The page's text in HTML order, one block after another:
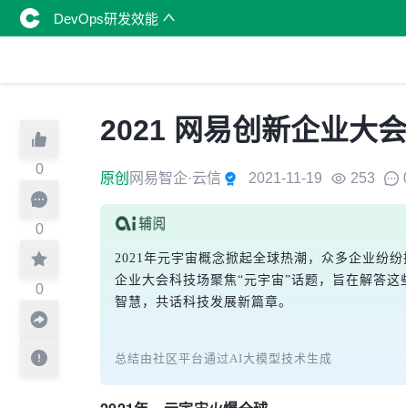
DevOps研发效能
0
0
0
2021 网易创新企业大会
原创 网易智企·云信 2021-11-19 253
2021年元宇宙概念掀起全球热潮，众多企业纷
企业大会科技场聚焦“元宇宙”话题，旨在解答
智慧，共话科技发展新篇章。
总结由社区平台通过AI大模型技术生成